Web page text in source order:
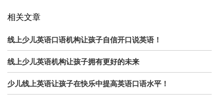
相关文章
线上少儿英语口语机构让孩子自信开口说英语！
线上少儿英语机构让孩子拥有更好的未来
少儿线上英语让孩子在快乐中提高英语口语水平！